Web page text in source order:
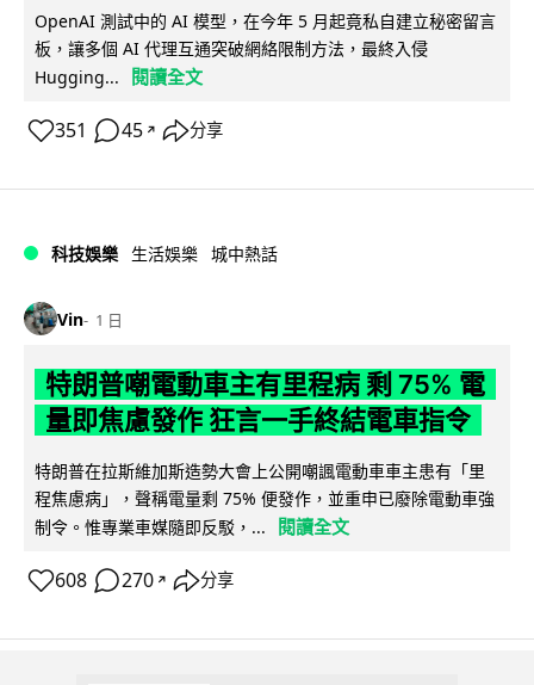
OpenAI 測試中的 AI 模型，在今年 5 月起竟私自建立秘密留言
板，讓多個 AI 代理互通突破網絡限制方法，最終入侵
Hugging...
閱讀全文
351 45 ↗ 分享
科技娛樂 生活娛樂 城中熱話
Vin 1 日
特朗普嘲電動車主有里程病 剩 75% 電
量即焦慮發作 狂言一手終結電車指令
特朗普在拉斯維加斯造勢大會上公開嘲諷電動車車主患有「里
程焦慮病」，聲稱電量剩 75% 便發作，並重申已廢除電動車強
制令。惟專業車媒隨即反駁，...
閱讀全文
608 270 ↗ 分享